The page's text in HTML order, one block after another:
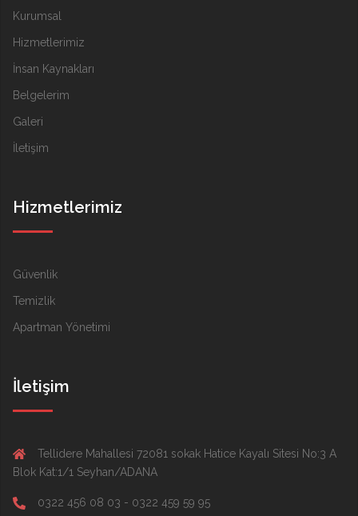
Kurumsal
Hizmetlerimiz
İnsan Kaynakları
Belgelerim
Galeri
İletişim
Hizmetlerimiz
Güvenlik
Temizlik
Apartman Yönetimi
İletişim
Tellidere Mahallesi 72081 sokak Hatice Kayalı Sitesi No:3 A
Blok Kat:1/1 Seyhan/ADANA
0322 456 08 03 - 0322 459 59 95